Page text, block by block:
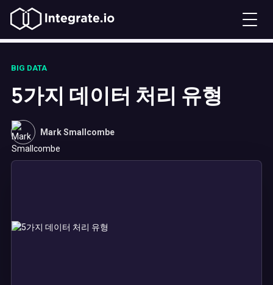
BIG DATA
5가지 데이터 처리 유형
Mark Smallcombe